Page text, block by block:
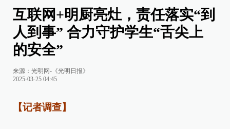
互联网+明厨亮灶，责任落实“到
人到事” 合力守护学生“舌尖上
的安全”
来源： 光明网-《光明日报》
2025-03-25 04:45
【记者调查】